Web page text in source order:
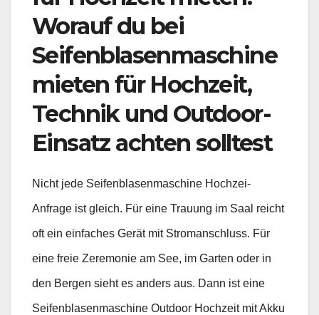
Worauf du bei
Seifenblasenmaschine
mieten für Hochzeit,
Technik und Outdoor-
Einsatz achten solltest
Nicht jede Seifenblasenmaschine Hochzei-
Anfrage ist gleich. Für eine Trauung im Saal reicht
oft ein einfaches Gerät mit Stromanschluss. Für
eine freie Zeremonie am See, im Garten oder in
den Bergen sieht es anders aus. Dann ist eine
Seifenblasenmaschine Outdoor Hochzeit mit Akku